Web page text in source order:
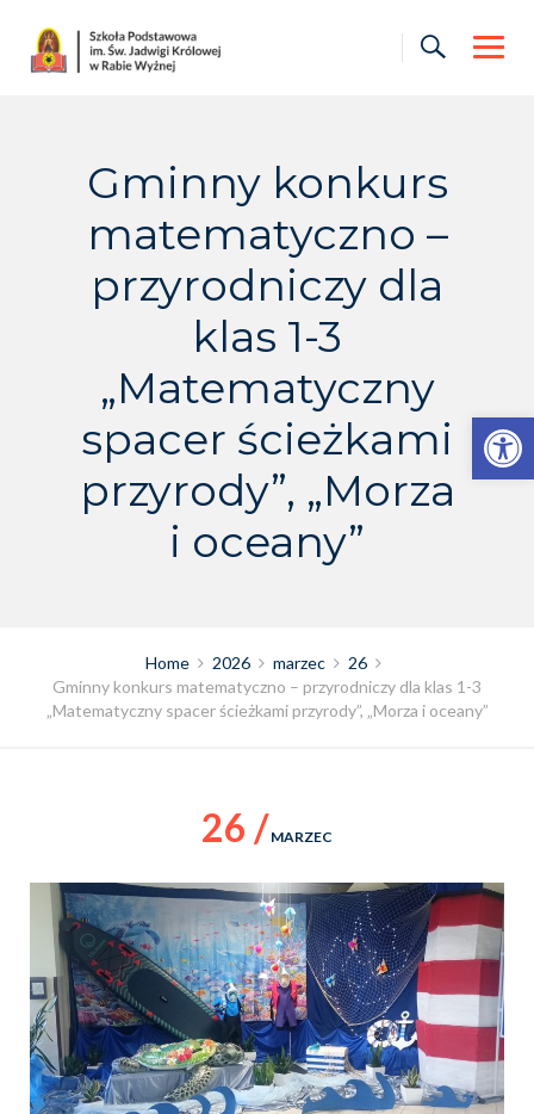
Otwórz pasek narzędzi
content
Gminny konkurs
matematyczno –
przyrodniczy dla
klas 1-3
„Matematyczny
spacer ścieżkami
przyrody”, „Morza
i oceany”
Home 2026 marzec
26
Gminny konkurs matematyczno – przyrodniczy dla klas 1-3
„Matematyczny spacer ścieżkami przyrody”, „Morza i oceany”
26 / MARZEC